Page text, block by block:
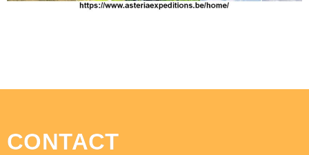
CONTACT